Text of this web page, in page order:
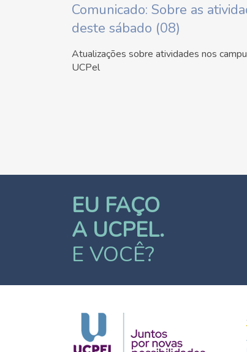
Comunicado: Sobre as
deste sábado (08)
Atualizações sobre atividades nos
UCPel
EU FAÇO
A UCPEL.
E VOCÊ?